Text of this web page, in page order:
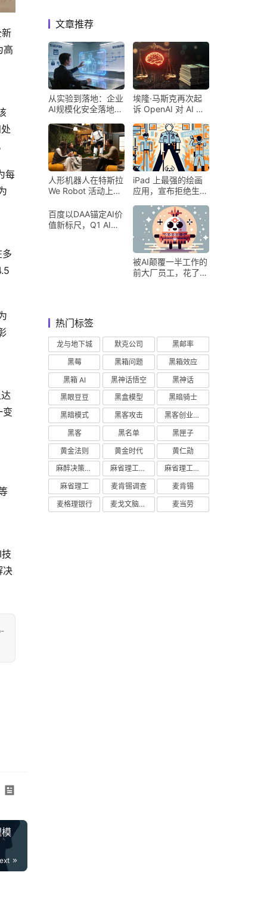
高
每
变
决
文章推荐
从实验到落地：企业
AI规模化安全落地的
埃隆·马斯克再次起
诉 OpenAI 对 AI 行
人形机器人在特斯拉
We Robot 活动上为
iPad 上最强的绘画
应用，宣布拒绝生成
百度以DAA锚定AI价
值新标尺，Q1 AI营
被AI颠覆一半工作的
前大厂员工，花了8
热门标签
龙与地下城 默克公司
黑邮率
黑莓
黑箱问题
黑箱效应
黑箱 AI
黑神话悟空
黑神话
黑眼豆豆
黑盒模型
黑暗骑士
黑暗模式
黑客攻击
黑客创业主义
黑客
黑名单
黑匣子
黄金法则
黄金时代
黄仁勋
麻醉决策支持
麻省理工学院研究
麻省理工学院
麻省理工
麦肯锡调查
麦肯锡
麦格理银行
麦戈文脑研究所 麦当劳